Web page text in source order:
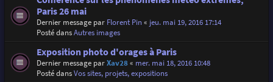
Paris 26 mai
Dernier message par Florent Pin« jeu. mai 19, 2016 17:14
Posté dansAutres images
Exposition photo d'orages à Paris
Dernier message parXav28« mer. mai 18, 2016 10:48
Posté dansVos sites, projets, expositions